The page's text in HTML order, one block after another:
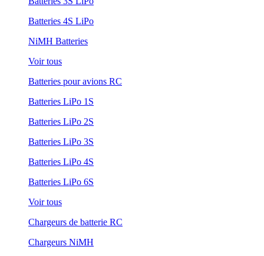
Batteries 4S LiPo
NiMH Batteries
Voir tous
Batteries pour avions RC
Batteries LiPo 1S
Batteries LiPo 2S
Batteries LiPo 3S
Batteries LiPo 4S
Batteries LiPo 6S
Voir tous
Chargeurs de batterie RC
Chargeurs NiMH